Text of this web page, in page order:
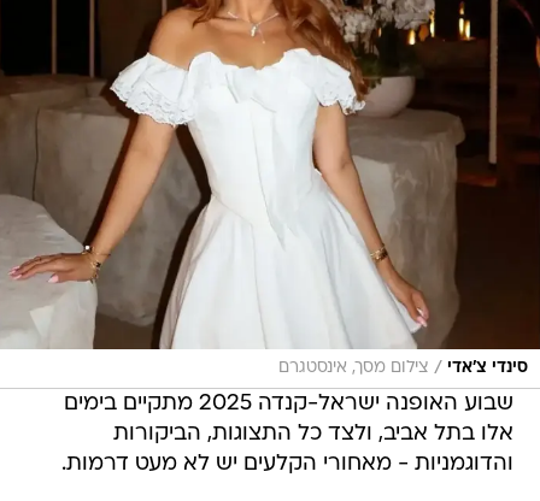
סינדי צ'אדי / צילום מסך, אינסטגרם
שבוע האופנה ישראל-קנדה 2025 מתקיים בימים
אלו בתל אביב, ולצד כל התצוגות, הביקורות
והדוגמניות - מאחורי הקלעים יש לא מעט דרמות.